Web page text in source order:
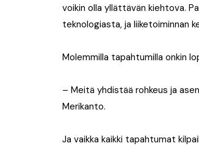
voikin olla yllättävän kiehtova.
teknologiasta, ja liiketoiminnan
Molemmilla tapahtumilla onkin
– Meitä yhdistää rohkeus ja
Merikanto.
Ja vaikka kaikki tapahtumat